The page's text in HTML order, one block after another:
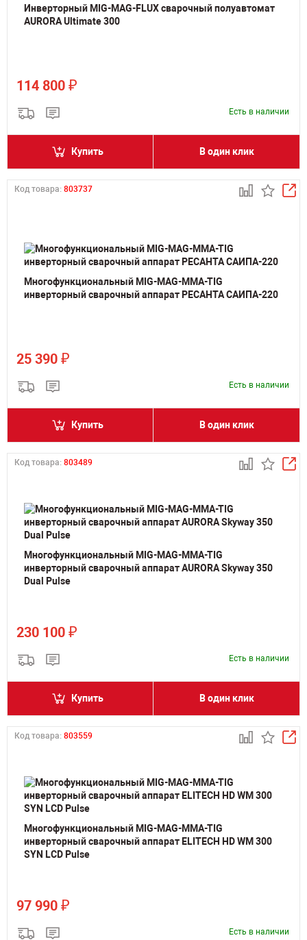
Инверторный MIG-MAG-FLUX сварочный полуавтомат
AURORA Ultimate 300
114 800 ₽
Есть в наличии
Купить В один клик
Код товара: 803737
Многофункциональный MIG-MAG-MMA-TIG
инверторный сварочный аппарат РЕСАНТА САИПА-220
25 390 ₽
Есть в наличии
Купить В один клик
Код товара: 803489
Многофункциональный MIG-MAG-MMA-TIG
инверторный сварочный аппарат AURORA Skyway 350
Dual Pulse
230 100 ₽
Есть в наличии
Купить В один клик
Код товара: 803559
Многофункциональный MIG-MAG-MMA-TIG
инверторный сварочный аппарат ELITECH HD WM 300
SYN LCD Pulse
97 990 ₽
Есть в наличии